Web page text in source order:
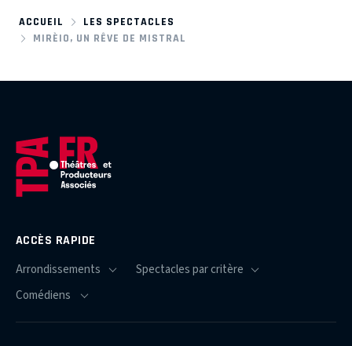
ACCUEIL
LES SPECTACLES
MIRÈIO, UN RÊVE DE MISTRAL
ACCÈS RAPIDE